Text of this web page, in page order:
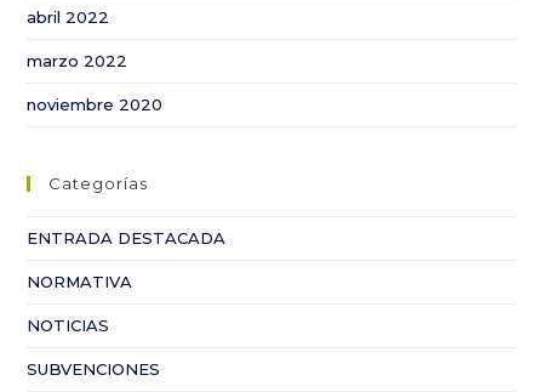
abril 2022
marzo 2022
noviembre 2020
Categorías
ENTRADA DESTACADA
NORMATIVA
NOTICIAS
SUBVENCIONES